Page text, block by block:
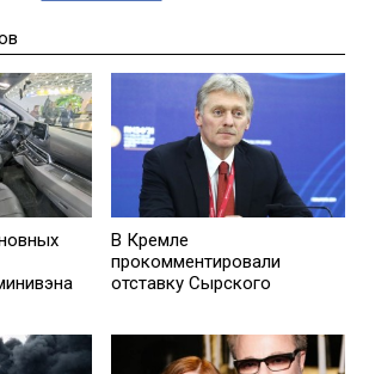
В Кремле
прокомментировали
отставку Сырского